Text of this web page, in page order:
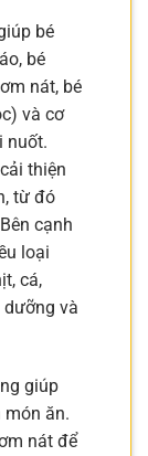
bé
bé
nát, bé
và cơ
nuốt.
thiện
từ đó
cạnh
loại
cá,
và
giúp
món ăn.
nát để